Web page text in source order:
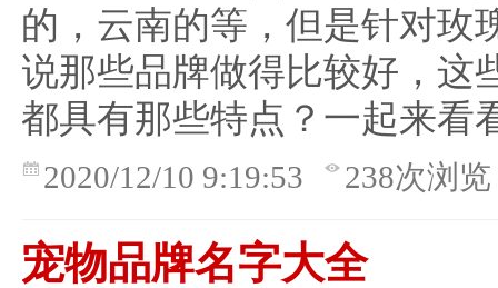
的，云南的等，但是针对玫
说那些品牌做得比较好，这
都具有那些特点？一起来看
2020/12/10 9:19:53 238次浏览
宠物品牌名字大全